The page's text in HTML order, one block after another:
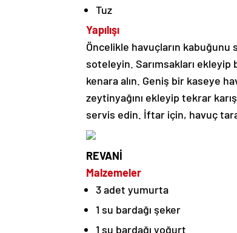
Tuz
Yapılışı
Öncelikle havuçların kabuğunu
soteleyin. Sarımsakları
kenara alın. Geniş bir kaseye
zeytinyağını ekleyip tekrar
servis edin. İftar için, havuç
REVANİ
Malzemeler
3 adet yumurta
1 su bardağı şeker
1 su bardağı yoğurt